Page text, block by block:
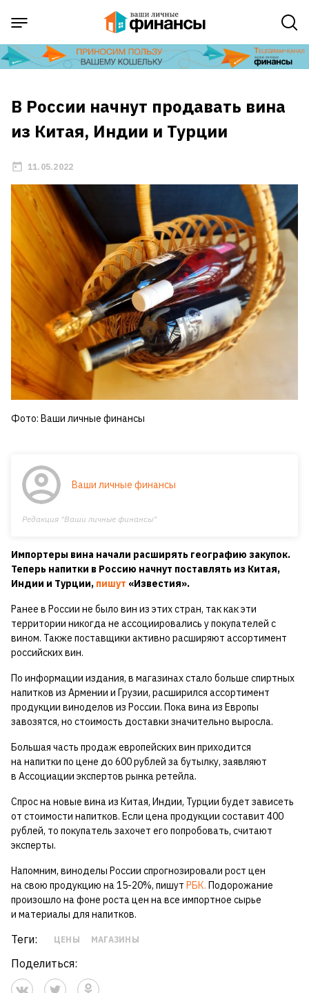
В России начнут продавать вина
из Китая, Индии и Турции
11.05.2022
Фото: Ваши личные финансы
Ваши личные финансы
Редакция "Ваши личные финансы"
Импортеры вина начали расширять географию закупок.
Теперь напитки в Россию начнут поставлять из Китая,
Индии и Турции, пишут «Известия».
Ранее в России не было вин из этих стран, так как эти
территории никогда не ассоциировались у покупателей с
вином. Также поставщики активно расширяют ассортимент
российских вин.
По информации издания, в магазинах стало больше спиртных
напитков из Армении и Грузии, расширился ассортимент
продукции виноделов из России. Пока вина из Европы
завозятся, но стоимость доставки значительно выросла.
Большая часть продаж европейских вин приходится
на напитки по цене до 600 рублей за бутылку, заявляют
в Ассоциации экспертов рынка ретейла.
Спрос на новые вина из Китая, Индии, Турции будет зависеть
от стоимости напитков. Если цена продукции составит 400
рублей, то покупатель захочет его попробовать, считают
эксперты.
Напомним, виноделы России спрогнозировали рост цен
на свою продукцию на 15-20%, пишут РБК. Подорожание
произошло на фоне роста цен на все импортное сырье
и материалы для напитков.
Теги: ЦЕНЫ МАГАЗИНЫ
Поделиться: